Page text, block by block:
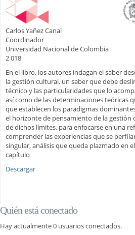
Carlos Yañez Canal
Coordinador
Universidad Nacional de Colombia
2 018
En el libro, los autores indagan el saber
la gestión cultural, un saber que debe
técnico y las particularidades que lo
así como de las determinaciones teóricas
que establecen los paradigmas
el horizonte de pensamiento de la gestión
de dichos límites, para enfocarse en una
comprender las experiencias que se
singular, análisis que queda plazmado en
capítulo
Descargar
Quién está conectado
Hay actualmente 0 usuarios conectados.